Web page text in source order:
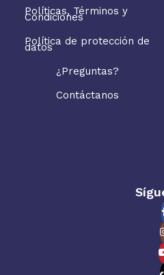
Políticas, Términos y
Condiciones
Política de protección de
datos
¿Preguntas?
Contáctanos